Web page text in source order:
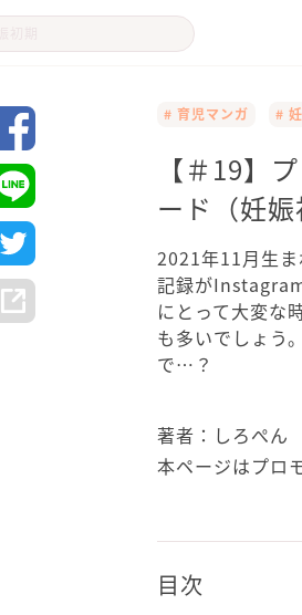
# 育児マンガ #
【＃19】
ード（妊
2021年11月生
記録が
にとって大変な
も多いでしょう
で…？
著者：しろぺん
本ページはプロ
目次